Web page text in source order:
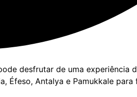
desfrutar de uma experiência
Éfeso, Antalya e Pamukkale